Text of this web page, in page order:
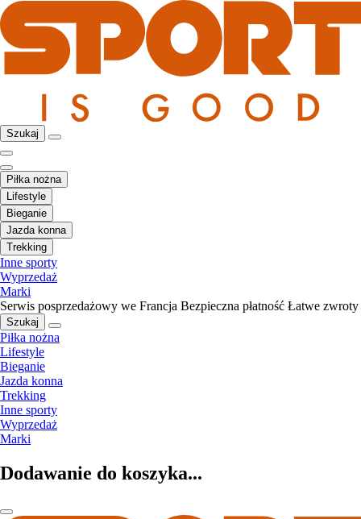
Szukaj
Piłka nożna
Lifestyle
Bieganie
Jazda konna
Trekking
Inne sporty
Wyprzedaż
Marki
Serwis posprzedażowy we Francja Bezpieczna płatność Łatwe zwroty
Szukaj
Piłka nożna
Lifestyle
Bieganie
Jazda konna
Trekking
Inne sporty
Wyprzedaż
Marki
Dodawanie do koszyka...